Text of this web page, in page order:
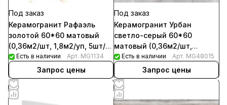
Под заказ
Керамогранит Рафаэль
золотой 60*60 матовый
(0,36м2/шт, 1,8м2/уп, 5шт/
уп) Х
Есть в наличии Арт. MG1134
Запрос цены
Под заказ
Керамогранит Урбан
светло-серый 60*60
матовый (0,36м2/шт,
1,44м2/уп, 4шт/уп)
Есть в наличии Арт. MG48015
Запрос цены